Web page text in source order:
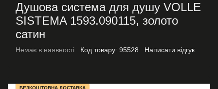
Душова система для душу VOLLE
SISTEMA 1593.090115, золото
сатин
Немає в наявності Код товару: 95528 Написати відгук
БЕЗКОШТОВНА ДОСТАВКА